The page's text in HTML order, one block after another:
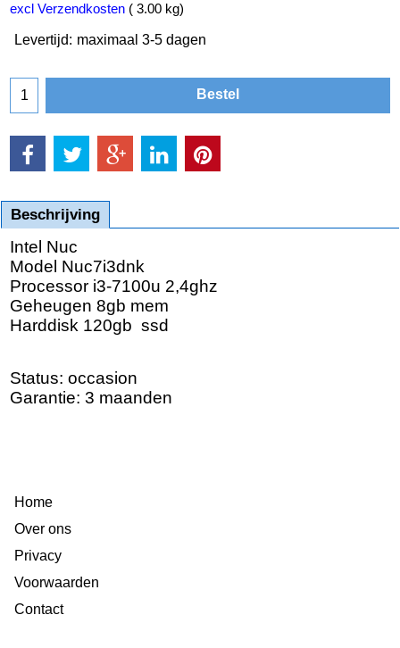
excl Verzendkosten 3.00 kg
Levertijd: maximaal 3-5 dagen
Bestel
Beschrijving
Intel Nuc
Model Nuc7i3dnk
Processor i3-7100u 2,4ghz
Geheugen 8gb mem
Harddisk 120gb ssd
Status: occasion
Garantie: 3 maanden
Home
Over ons
Privacy
Voorwaarden
Contact